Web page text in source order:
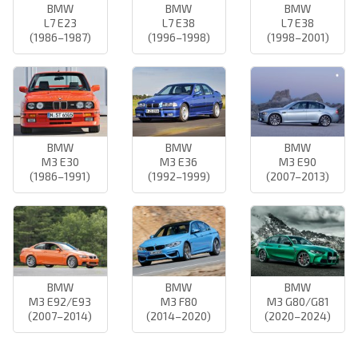
BMW
L7 E23
(1986–1987)
BMW
L7 E38
(1996–1998)
BMW
L7 E38
(1998–2001)
BMW
M3 E30
(1986–1991)
BMW
M3 E36
(1992–1999)
BMW
M3 E90
(2007–2013)
BMW
M3 E92/E93
(2007–2014)
BMW
M3 F80
(2014–2020)
BMW
M3 G80/G81
(2020–2024)